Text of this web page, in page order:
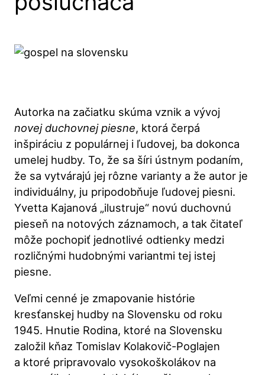
Autorka na začiatku skúma vznik a vývoj
novej duchovnej piesne, ktorá čerpá
inšpiráciu z populárnej i ľudovej, ba dokonca
umelej hudby. To, že sa šíri ústnym podaním,
že sa vytvárajú jej rôzne varianty a že autor je
individuálny, ju pripodobňuje ľudovej piesni.
Yvetta Kajanová „ilustruje“ novú duchovnú
pieseň na notových záznamoch, a tak čitateľ
môže pochopiť jednotlivé odtienky medzi
rozličnými hudobnými variantmi tej istej
piesne.
Veľmi cenné je zmapovanie histórie
kresťanskej hudby na Slovensku od roku
1945. Hnutie Rodina, ktoré na Slovensku
založil kňaz Tomislav Kolakovič-Poglajen
a ktoré pripravovalo vysokoškolákov na